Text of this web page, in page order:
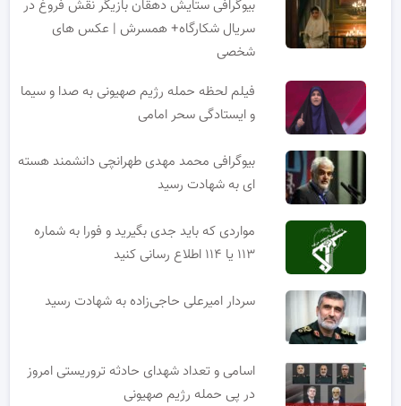
بیوگرافی ستایش دهقان بازیگر نقش فروغ در
سریال شکارگاه+ همسرش | عکس های
شخصی
فیلم لحظه حمله رژیم صهیونی به صدا و سیما
و ایستادگی سحر امامی
بیوگرافی محمد مهدی طهرانچی دانشمند هسته
ای به شهادت رسید
مواردی که باید جدی بگیرید و فورا به شماره
۱۱۳ یا ۱۱۴ اطلاع رسانی کنید
سردار امیرعلی حاجی‌زاده به شهادت رسید
اسامی و تعداد شهدای حادثه تروریستی امروز
در پی حمله رژیم صهیونی